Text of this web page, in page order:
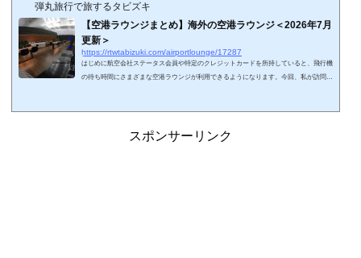
弾丸旅行で旅するタビズキ
【空港ラウンジまとめ】海外の空港ラウンジ＜2026年7月
更新＞
https://rtwtabizuki.com/airportlounge/17287
はじめに航空会社ステータス会員や特定のクレジットカードを所持していると、飛行機
の待ち時間にさまざまな空港ラウンジが利用できるようになります。今回、私が訪問し
ンジ訪問記 一覧はこちら↓スポンサーリンク (adsbygoogle = window.adsbygoogle || ).pu
スポンサーリンク